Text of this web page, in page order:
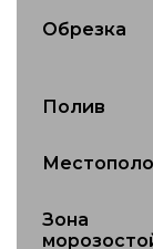
Обрезка
Полив
Зона